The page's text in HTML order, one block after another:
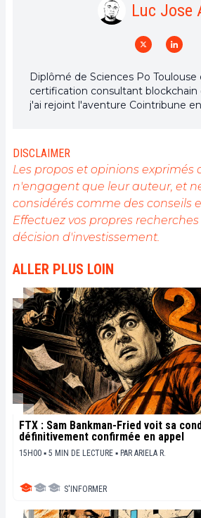
Luc Jose
Diplômé de Sciences Po
certification consultant blockchain
j'ai rejoint l'aventure Cointribune
l'engagement de sensibiliser et
public sur cet écosystème en
Mon objectif est de permettre à
comprendre la blockchain et de
opportunités qu'elle offre. Je
de fournir une analyse objective
décrypter les tendances du
sociétaux de cette révolution en
DISCLAIMER
Les propos et opinions exprimés
n'engagent que leur auteur, et
considérés comme des conseils
Effectuez vos propres
décision d'investissement.
ALLER PLUS LOIN
FTX : Sam Bankman-Fried voit sa
définitivement confirmée en appel
15H00 ▪ 5 MIN DE LECTURE ▪ PAR ARIELA R.
S'INFORMER